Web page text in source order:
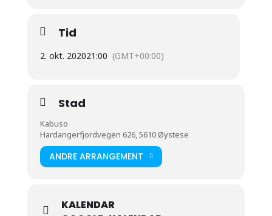
Tid
2. okt. 202021:00 (GMT+00:00)
Stad
Kabuso
Hardangerfjordvegen 626, 5610 Øystese
ANDRE ARRANGEMENT
KALENDAR